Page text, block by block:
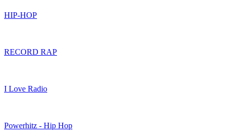
HIP-HOP
RECORD RAP
I Love Radio
Powerhitz - Hip Hop